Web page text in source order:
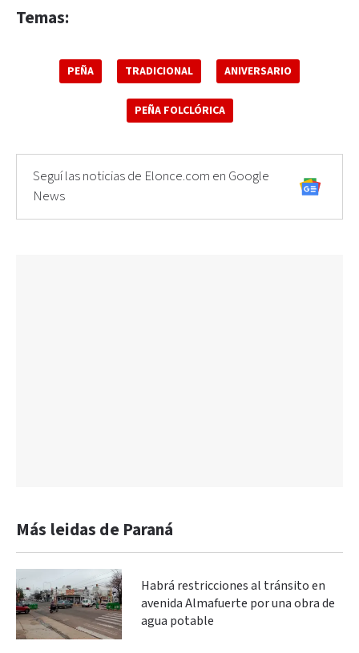
Temas:
PEÑA TRADICIONAL ANIVERSARIO
PEÑA FOLCLÓRICA
Seguí las noticias de Elonce.com en Google
News
Más leidas de Paraná
Habrá restricciones al tránsito en
avenida Almafuerte por una obra de
agua potable